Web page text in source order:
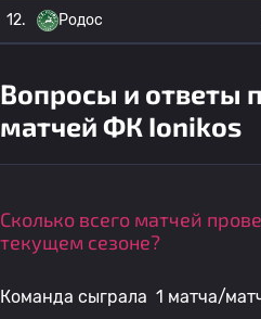
12. Родос
Вопросы и ответы
матчей ФК Ionikos
Сколько всего матчей
текущем сезоне?
Команда сыграла 1 матча/